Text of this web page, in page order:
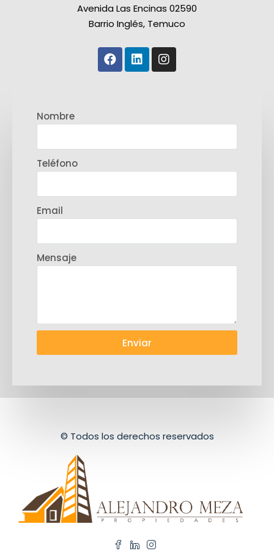
Avenida Las Encinas 02590
Barrio Inglés, Temuco
Nombre
Teléfono
Email
Mensaje
Enviar
© Todos los derechos reservados